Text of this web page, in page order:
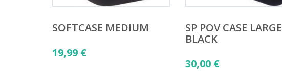
SOFTCASE MEDIUM
19,99 €
SP POV CASE LARGE
BLACK
30,00 €